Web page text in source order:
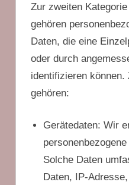
Zur zweiten Kategorie
gehören
Daten, die eine
oder durch
identifizieren können.
gehören:
Gerätedaten: Wir
Solche Daten
Daten, IP-